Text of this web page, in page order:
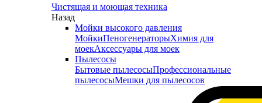
Чистящая и моющая техника
Назад
Мойки высокого давления
МойкиПеногенераторыХимия для
моекАксессуары для моек
Пылесосы
Бытовые пылесосыПрофессиональные
пылесосыМешки для пылесосов